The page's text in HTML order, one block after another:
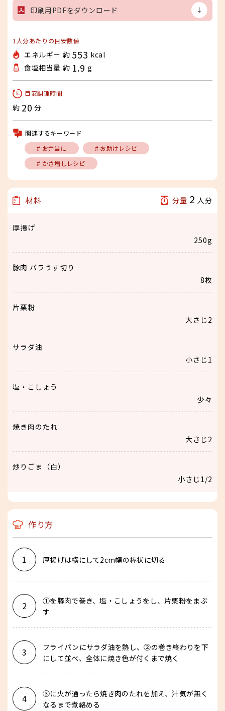
印刷用PDFをダウンロード
1人分あたりの目安数値
エネルギー 約 553 kcal
食塩相当量 約 1.9 g
目安調理時間
約 20 分
関連するキーワード
# お弁当に
# お助けレシピ
# かさ増しレシピ
材料 分量 2 人分
厚揚げ
250g
豚肉 バラうす切り
8枚
片栗粉
大さじ2
サラダ油
小さじ1
塩・こしょう
少々
焼き肉のたれ
大さじ2
炒りごま（白）
小さじ1/2
作り方
1 厚揚げは横にして2cm幅の棒状に切る
2
①を豚肉で巻き、塩・こしょうをし、片栗粉をまぶ
す
3
フライパンにサラダ油を熱し、②の巻き終わりを下
にして並べ、全体に焼き色が付くまで焼く
4
③に火が通ったら焼き肉のたれを加え、汁気が無く
なるまで煮絡める